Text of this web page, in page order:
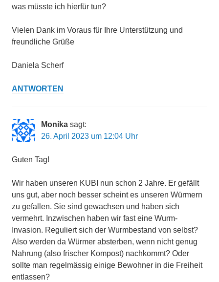
was müsste ich hierfür tun?
Vielen Dank im Voraus für Ihre Unterstützung und
freundliche Grüße
Daniela Scherf
ANTWORTEN
Monika sagt:
26. April 2023 um 12:04 Uhr
Guten Tag!
Wir haben unseren KUBI nun schon 2 Jahre. Er gefällt
uns gut, aber noch besser scheint es unseren Würmern
zu gefallen. Sie sind gewachsen und haben sich
vermehrt. Inzwischen haben wir fast eine Wurm-
Invasion. Reguliert sich der Wurmbestand von selbst?
Also werden da Würmer absterben, wenn nicht genug
Nahrung (also frischer Kompost) nachkommt? Oder
sollte man regelmässig einige Bewohner in die Freiheit
entlassen?